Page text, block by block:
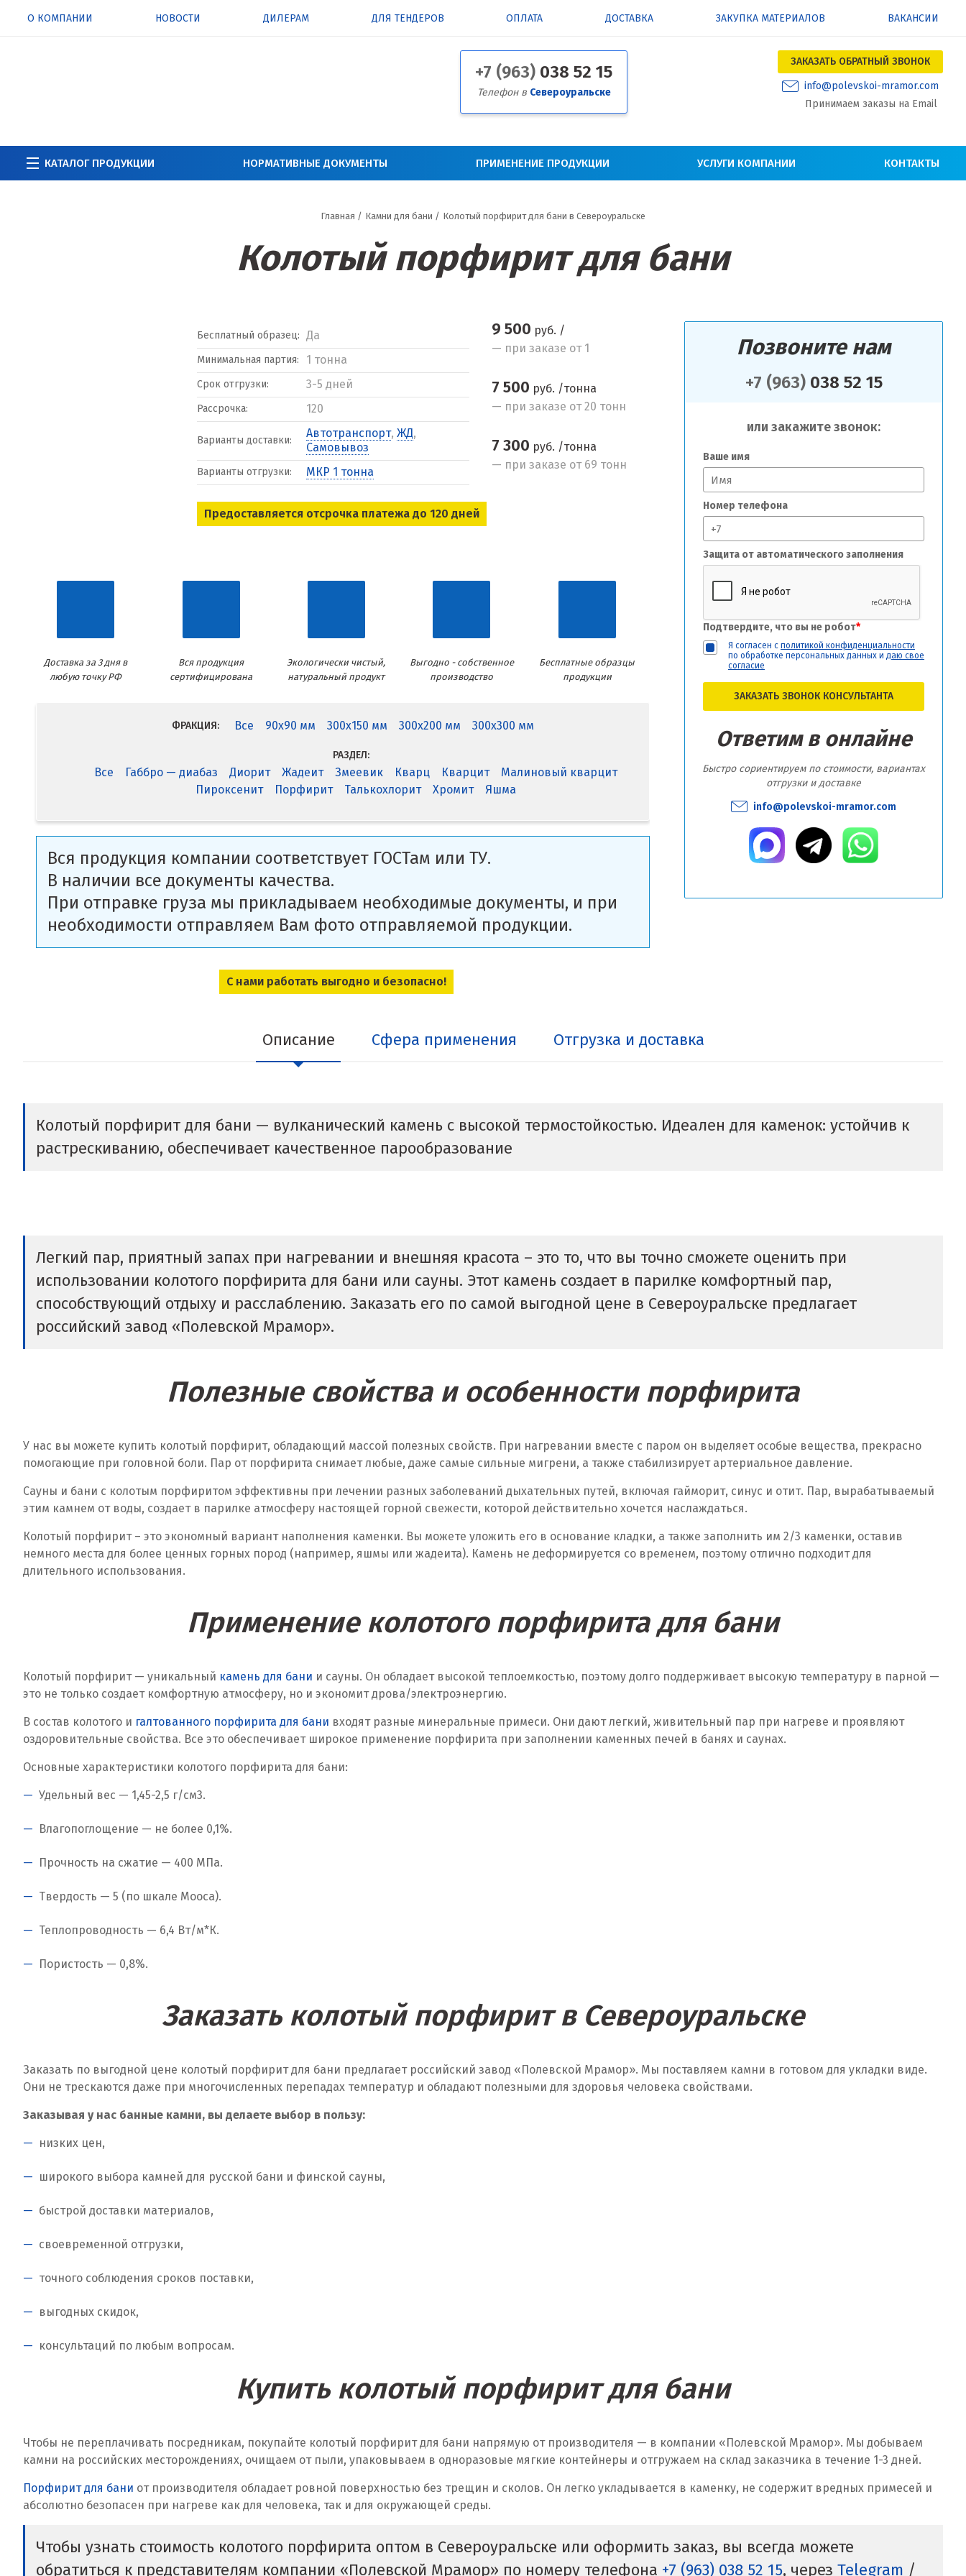
О КОМПАНИИ НОВОСТИ ДИЛЕРАМ ДЛЯ ТЕНДЕРОВ ОПЛАТА ДОСТАВКА ЗАКУПКА МАТЕРИАЛОВ ВАКАНСИИ
+7 (963) 038 52 15
Телефон в Североуральске
ЗАКАЗАТЬ ОБРАТНЫЙ ЗВОНОК
info@polevskoi-mramor.com
Принимаем заказы на Email
КАТАЛОГ ПРОДУКЦИИ НОРМАТИВНЫЕ ДОКУМЕНТЫ ПРИМЕНЕНИЕ ПРОДУКЦИИ УСЛУГИ КОМПАНИИ КОНТАКТЫ
Главная / Камни для бани / Колотый порфирит для бани в Североуральске
Колотый порфирит для бани
Позвоните нам
+7 (963)038 52 15
или закажите звонок:
Ваше имя
Номер телефона
Защита от автоматического заполнения
Подтвердите, что вы не робот*
Я согласен с политикой конфиденциальности
по обработке персональных данных и даю свое
согласие
ЗАКАЗАТЬ ЗВОНОК КОНСУЛЬТАНТА
Ответим в онлайне
Быстро сориентируем по стоимости, вариантах
отгрузки и доставке
info@polevskoi-mramor.com
Бесплатный образец: Да
Минимальная партия: 1 тонна
Срок отгрузки: 3-5 дней
Рассрочка: 120
Варианты доставки:
Автотранспорт, ЖД,
Самовывоз
Варианты отгрузки: МКР 1 тонна
Предоставляется отсрочка платежа до 120 дней
9 500 руб. /
— при заказе от 1
7 500 руб. /тонна
— при заказе от 20 тонн
7 300 руб. /тонна
— при заказе от 69 тонн
Доставка за 3 дня в
любую точку РФ
Вся продукция
сертифицирована
Экологически чистый,
натуральный продукт
Выгодно - собственное
производство
Бесплатные образцы
продукции
ФРАКЦИЯ: Все 90x90 мм 300x150 мм 300x200 мм 300x300 мм
РАЗДЕЛ:
Все Габбро — диабаз Диорит Жадеит Змеевик Кварц Кварцит
Малиновый кварцит
Пироксенит
Порфирит Талькохлорит Хромит Яшма
Вся продукция компании соответствует ГОСТам или ТУ.
В наличии все документы качества.
При отправке груза мы прикладываем необходимые документы, и при
необходимости отправляем Вам фото отправляемой продукции.
С нами работать выгодно и безопасно!
Описание Сфера применения Отгрузка и доставка
Колотый порфирит для бани — вулканический камень с высокой термостойкостью. Идеален для каменок: устойчив к
растрескиванию, обеспечивает качественное парообразование
Легкий пар, приятный запах при нагревании и внешняя красота – это то, что вы точно сможете оценить при
использовании колотого порфирита для бани или сауны. Этот камень создает в парилке комфортный пар,
способствующий отдыху и расслаблению. Заказать его по самой выгодной цене в Североуральске предлагает
российский завод «Полевской Мрамор».
Полезные свойства и особенности порфирита
У нас вы можете купить колотый порфирит, обладающий массой полезных свойств. При нагревании вместе с паром он выделяет особые вещества, прекрасно
помогающие при головной боли. Пар от порфирита снимает любые, даже самые сильные мигрени, а также стабилизирует артериальное давление.
Сауны и бани с колотым порфиритом эффективны при лечении разных заболеваний дыхательных путей, включая гайморит, синус и отит. Пар, вырабатываемый
этим камнем от воды, создает в парилке атмосферу настоящей горной свежести, которой действительно хочется наслаждаться.
Колотый порфирит – это экономный вариант наполнения каменки. Вы можете уложить его в основание кладки, а также заполнить им 2/3 каменки, оставив
немного места для более ценных горных пород (например, яшмы или жадеита). Камень не деформируется со временем, поэтому отлично подходит для
длительного использования.
Применение колотого порфирита для бани
Колотый порфирит — уникальный камень для бани и сауны. Он обладает высокой теплоемкостью, поэтому долго поддерживает высокую температуру в парной —
это не только создает комфортную атмосферу, но и экономит дрова/электроэнергию.
В состав колотого и галтованного порфирита для бани входят разные минеральные примеси. Они дают легкий, живительный пар при нагреве и проявляют
оздоровительные свойства. Все это обеспечивает широкое применение порфирита при заполнении каменных печей в банях и саунах.
Основные характеристики колотого порфирита для бани:
Удельный вес — 1,45-2,5 г/см3.
Влагопоглощение — не более 0,1%.
Прочность на сжатие — 400 МПа.
Твердость — 5 (по шкале Мооса).
Теплопроводность — 6,4 Вт/м*К.
Пористость — 0,8%.
Заказать колотый порфирит в Североуральске
Заказать по выгодной цене колотый порфирит для бани предлагает российский завод «Полевской Мрамор». Мы поставляем камни в готовом для укладки виде.
Они не трескаются даже при многочисленных перепадах температур и обладают полезными для здоровья человека свойствами.
Заказывая у нас банные камни, вы делаете выбор в пользу:
низких цен,
широкого выбора камней для русской бани и финской сауны,
быстрой доставки материалов,
своевременной отгрузки,
точного соблюдения сроков поставки,
выгодных скидок,
консультаций по любым вопросам.
Купить колотый порфирит для бани
Чтобы не переплачивать посредникам, покупайте колотый порфирит для бани напрямую от производителя — в компании «Полевской Мрамор». Мы добываем
камни на российских месторождениях, очищаем от пыли, упаковываем в одноразовые мягкие контейнеры и отгружаем на склад заказчика в течение 1-3 дней.
Порфирит для бани от производителя обладает ровной поверхностью без трещин и сколов. Он легко укладывается в каменку, не содержит вредных примесей и
абсолютно безопасен при нагреве как для человека, так и для окружающей среды.
Чтобы узнать стоимость колотого порфирита оптом в Североуральске или оформить заказ, вы всегда можете
обратиться к представителям компании «Полевской Мрамор» по номеру телефона +7 (963) 038 52 15, через Telegram /